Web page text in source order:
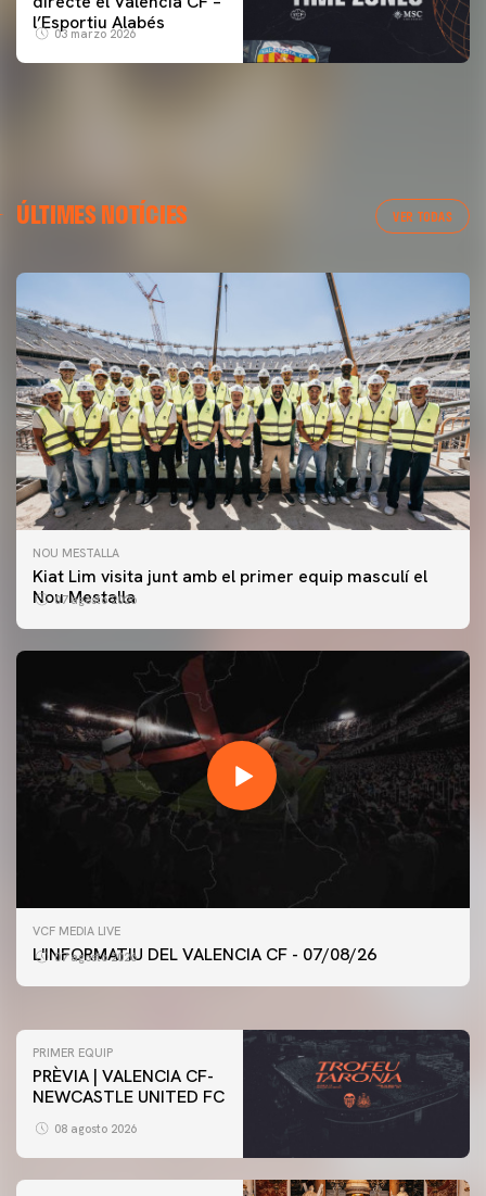
l’Esportiu Alabés
03 marzo 2026
ÚLTIMES NOTÍCIES VER TODAS
NOU MESTALLA
Kiat Lim visita junt amb el primer equip masculí el
Nou Mestalla
07 agosto 2026
VCF MEDIA LIVE
L'INFORMATIU DEL VALENCIA CF - 07/08/26
07 agosto 2026
PRIMER EQUIP
ENTRENAMENT DEL VALENCIA CF 7/8/2026
PRIMER EQUIP
PRÈVIA | VALENCIA CF-
NEWCASTLE UNITED FC
08 agosto 2026